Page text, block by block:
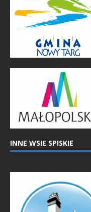
INNE WSIE SPISKIE